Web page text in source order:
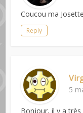
Coucou ma
Reply
5
Bonjour, il y a très